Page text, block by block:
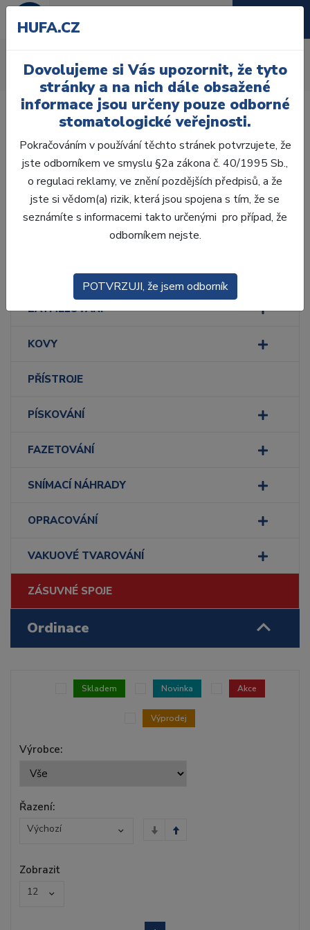
Úvod Laboratoř Zásuvné spoje
Laboratoř
ZHOTOVENÍ MODELŮ
VOSKOVÁ MODELACE
CAD/CAM
ZATMELOVÁNÍ
KOVY
PŘÍSTROJE
PÍSKOVÁNÍ
FAZETOVÁNÍ
SNÍMACÍ NÁHRADY
OPRACOVÁNÍ
VAKUOVÉ TVAROVÁNÍ
ZÁSUVNÉ SPOJE
Ordinace
Výrobce:
Skladem Novinka Akce
Výprodej
Řazení:
Výchozí
Zobrazit
12
HUFA.CZ
Dovolujeme si Vás upozornit, že tyto
stránky a na nich dále obsažené
informace jsou určeny pouze odborné
stomatologické veřejnosti.
Pokračováním v používání těchto stránek potvrzujete, že
jste odborníkem ve smyslu §2a zákona č. 40/1995 Sb.,
o regulaci reklamy, ve znění pozdějších předpisů, a že
jste si vědom(a) rizik, která jsou spojena s tím, že se
seznámíte s informacemi takto určenými pro případ, že
odborníkem nejste.
POTVRZUJI, že jsem odborník